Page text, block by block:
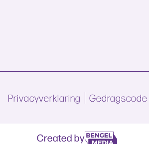
Privacyverklaring Gedragscode
Created by